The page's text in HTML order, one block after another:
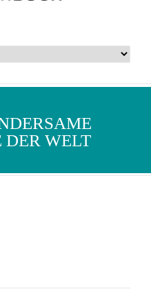
DER WELT